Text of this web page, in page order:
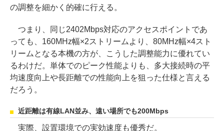
の調整を細かく的確に行える。
つまり、同じ2402Mbps対応のアクセスポイントであ
っても、160MHz幅×2ストリームより、80MHz幅×4スト
リームとなる本機の方が、こうした調整能力に優れてい
るわけだ。単体でのピーク性能よりも、多大接続時の平
均速度向上や長距離での性能向上を狙った仕様と言える
だろう。
近距離は有線LAN並み、遠い場所でも200Mbps
実際、設置環境での実効速度も優秀だ。